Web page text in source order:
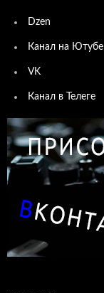
Dzen
Канал на Ютубе
VK
Канал в Телеге